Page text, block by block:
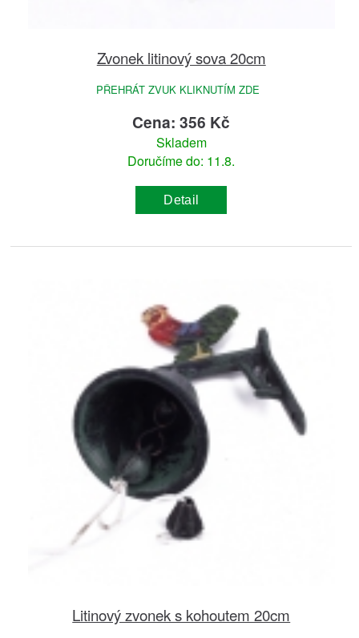
Zvonek litinový sova 20cm
PŘEHRÁT ZVUK KLIKNUTÍM ZDE
Cena: 356 Kč
Skladem
Doručíme do: 11.8.
Detail
Litinový zvonek s kohoutem 20cm